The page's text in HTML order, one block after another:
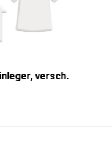
versch.